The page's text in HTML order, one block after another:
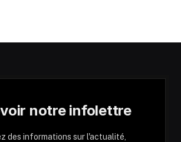
notre infolettre
des informations sur l'actualité,